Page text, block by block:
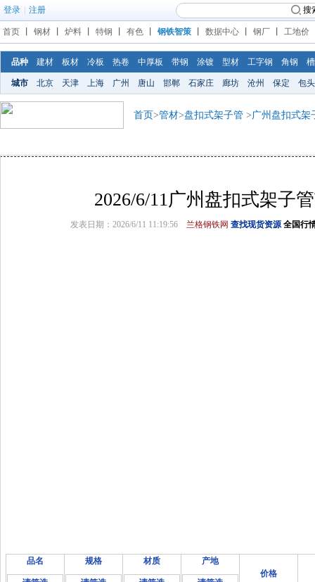
登录 注册 搜
首页 钢材 炉料 特钢 有色 钢铁智策 数据中心 钢厂 工地价
品种 建材 板材 冷板 热卷 中厚板 带钢 涂镀 型材 工字钢 角钢
城市 北京 天津 上海 广州 唐山 邯郸 石家庄 廊坊 沧州 保定 包头
首页>管材>盘扣式架子管 >广州盘扣式架
2026/6/11广州盘扣式架子
发表日期：2026/6/11 11:19:56 兰格钢铁网 查找现货资源 全国行
品名 规格 材质 产地
价格